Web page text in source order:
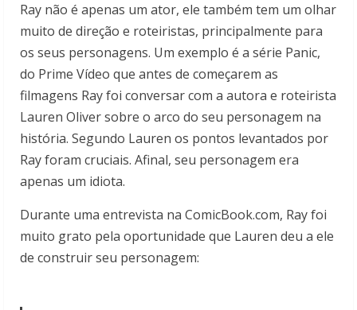
Ray não é apenas um ator, ele também tem um olhar
muito de direção e roteiristas, principalmente para
os seus personagens. Um exemplo é a série Panic,
do Prime Vídeo que antes de começarem as
filmagens Ray foi conversar com a autora e roteirista
Lauren Oliver sobre o arco do seu personagem na
história. Segundo Lauren os pontos levantados por
Ray foram cruciais. Afinal, seu personagem era
apenas um idiota.
Durante uma entrevista na ComicBook.com, Ray foi
muito grato pela oportunidade que Lauren deu a ele
de construir seu personagem: